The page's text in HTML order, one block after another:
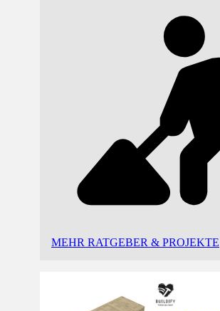
MEHR RATGEBER & PROJEKTE